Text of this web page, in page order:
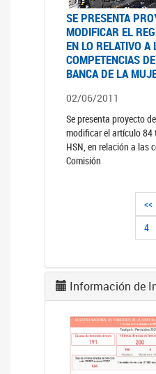
SE PRESENTA
MODIFICAR EL
EN LO RELATIVO A
COMPETENCIAS
BANCA DE LA
02/06/2011
Se presenta proyecto
modificar el artículo 84
HSN, en relación a las
Comisión
<<
4
Información de